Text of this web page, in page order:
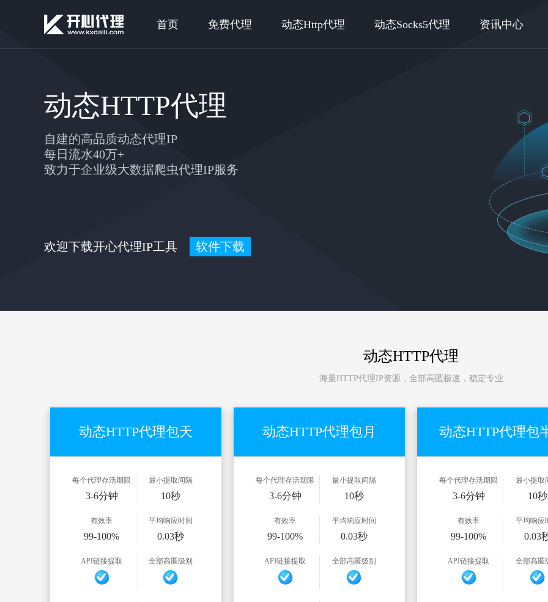
首页 免费代理 动态Http代理 动态Socks5代理 资讯中心
动态HTTP代理
自建的高品质动态代理IP
每日流水40万+
致力于企业级大数据爬虫代理IP服务
欢迎下载开心代理IP工具 软件下载
动态HTTP代理
海量HTTP代理IP资源，全部高匿极速，稳定专业
动态HTTP代理包天
每个代理存活期限
3-6分钟
最小提取间隔
10秒
有效率
99-100%
平均响应时间
0.03秒
API链接提取 全部高匿级别
动态HTTP代理包月
每个代理存活期限
3-6分钟
最小提取间隔
10秒
有效率
99-100%
平均响应时间
0.03秒
API链接提取 全部高匿级别
动态HTTP代理包
每个代理存活期限
3-6分钟
最小提取
10秒
有效率
99-100%
平均响应
0.03
API链接提取 全部高匿